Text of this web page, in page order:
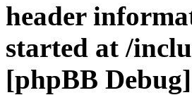
header
started at /
[phpBB